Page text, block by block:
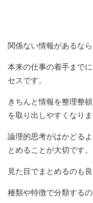
関係ない情報があるな
本来の仕事の着手まで
セスです。
きちんと情報を整理整
を取り出しやすくなりま
論理的思考がはかどる
とめることが大切です。
見た目でまとめるのも良
種類や特徴で分類するの